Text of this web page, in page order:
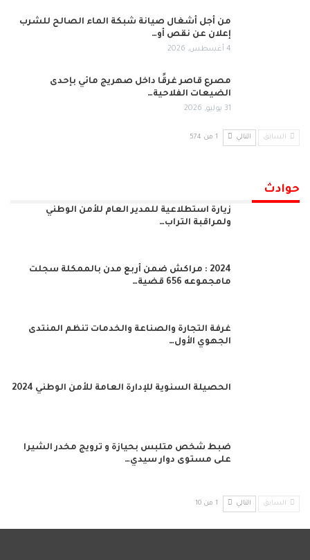
من أجل أشغال صيانة شبكة الماء الصالح للشرب
إعلان عن نقص أو…
4 أغسطس, 2026
مصرع قاصر غرقًا داخل صهريج مائي بإحدى
الضيعات الفلاحية…
31 يوليو, 2026
السابق التالي 1 من 574
حوادث
زيارة استطلاعية للمدير العام للأمن الوطني
ولمراقبة التراب…
2024 : مراكش ضمن أربع مدن بالممكلة سجلت
مامجموعه 656 قضية…
غرفة التجارة والصناعة والخدمات تنظم المنتدى
الجهوي الأول…
الحصيلة السنوية للإدارة العامة للأمن الوطني 2024
ضبط شخص متلبس بحيازة و ترويج مخدر الشيرا
على مستوى دوار سيدي…
السابق التالي 1 من 10